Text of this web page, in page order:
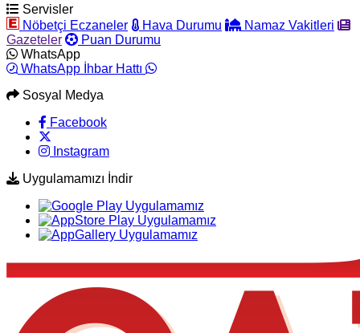
Servisler
Nöbetçi Eczaneler
Hava Durumu
Namaz Vakitleri
Gazeteler
Puan Durumu
WhatsApp
WhatsApp İhbar Hattı
Sosyal Medya
Facebook
Instagram
Uygulamamızı İndir